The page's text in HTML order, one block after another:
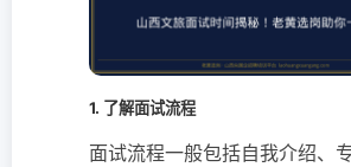
1. 了解面试流程
面试流程一般包括自我介绍、